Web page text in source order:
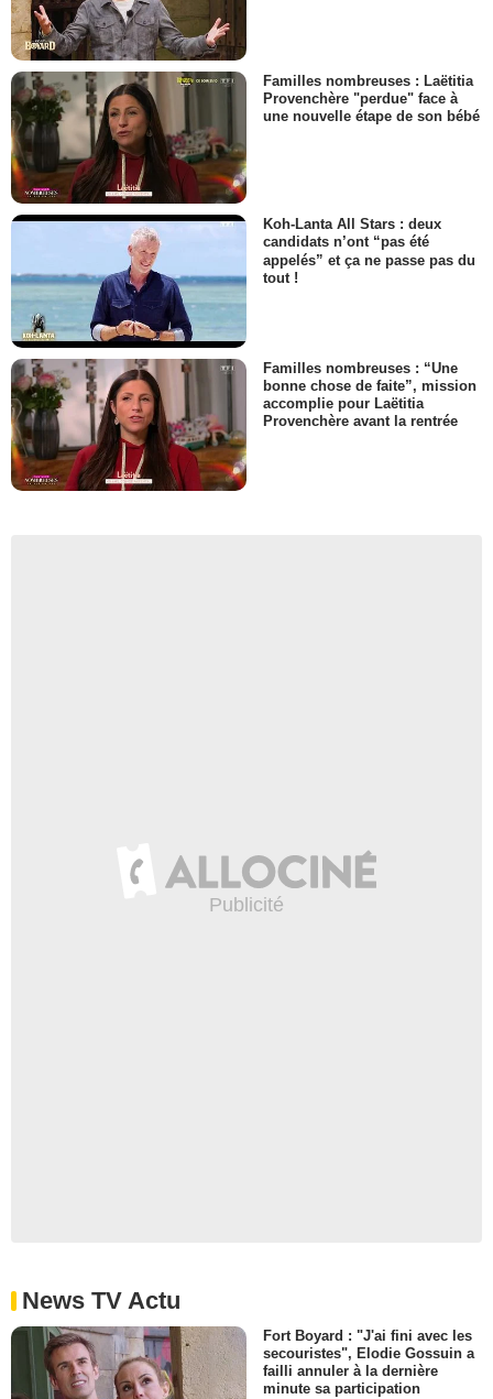
Familles nombreuses : Laëtitia
Provenchère "perdue" face à
une nouvelle étape de son bébé
Koh-Lanta All Stars : deux
candidats n’ont “pas été
appelés” et ça ne passe pas du
tout !
Familles nombreuses : “Une
bonne chose de faite”, mission
accomplie pour Laëtitia
Provenchère avant la rentrée
News TV Actu
Fort Boyard : "J'ai fini avec les
secouristes", Elodie Gossuin a
failli annuler à la dernière
minute sa participation